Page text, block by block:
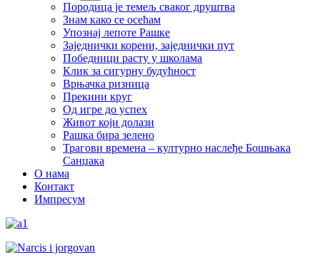
Породица је темељ сваког друштва
Знам како се осећам
Упознај лепоте Рашке
Заједнички корени, заједнички пут
Победници расту у школама
Клик за сигурну будућност
Врњачка ризница
Прекини круг
Од игре до успех
Живот који долази
Рашка бира зелено
Трагови времена – културно наслеђе Бошњака
Санџака
О нама
Контакт
Импресум